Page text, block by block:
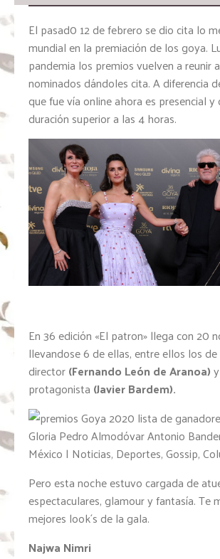
El pasad0 12 de febrero se dio cita lo
mundial en la premiación de los goya.
pandemia los premios vuelven a reunir
nominados dándoles cita. A diferencia
que fue vía online ahora es presencial y
duración superior a las 4 horas.
En 36 edición «El patron» llega con 20
llevandose 6 de ellas, entre ellos los
director(Fernando León de Aranoa)
protagonista (Javier Bardem).
Pero esta noche estuvo cargada de
espectaculares, glamour y fantasía. Te
mejores look´s de la gala.
Najwa Nimri